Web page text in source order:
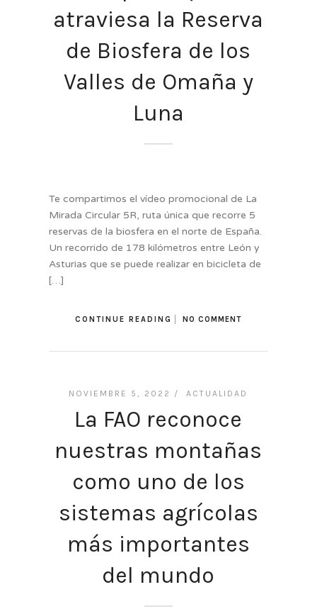
atraviesa la Reserva
de Biosfera de los
Valles de Omaña y
Luna
Te compartimos el vídeo promocional de La
Mirada Circular 5R, ruta única que recorre 5
reservas de la biosfera en el norte de España.
Un recorrido de 178 kilómetros entre León y
Asturias que se puede realizar en bicicleta de
[…]
CONTINUE READING NO COMMENT
NOVIEMBRE 5, 2022 / ACTUALIDAD
La FAO reconoce
nuestras montañas
como uno de los
sistemas agrícolas
más importantes
del mundo